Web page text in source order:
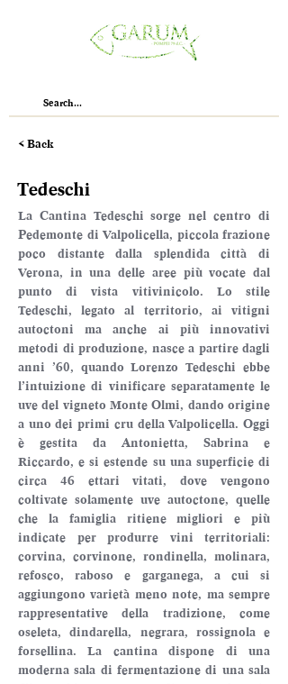
< Back
Tedeschi
La Cantina Tedeschi sorge nel centro di
Pedemonte di Valpolicella, piccola frazione
poco distante dalla splendida città di
Verona, in una delle aree più vocate dal
punto di vista vitivinicolo. Lo stile
Tedeschi, legato al territorio, ai vitigni
autoctoni ma anche ai più innovativi
metodi di produzione, nasce a partire dagli
anni ’60, quando Lorenzo Tedeschi ebbe
l’intuizione di vinificare separatamente le
uve del vigneto Monte Olmi, dando origine
a uno dei primi cru della Valpolicella. Oggi
è gestita da Antonietta, Sabrina e
Riccardo, e si estende su una superficie di
circa 46 ettari vitati, dove vengono
coltivate solamente uve autoctone, quelle
che la famiglia ritiene migliori e più
indicate per produrre vini territoriali:
corvina, corvinone, rondinella, molinara,
refosco, raboso e garganega, a cui si
aggiungono varietà meno note, ma sempre
rappresentative della tradizione, come
oseleta, dindarella, negrara, rossignola e
forsellina. La cantina dispone di una
moderna sala di fermentazione di una sala